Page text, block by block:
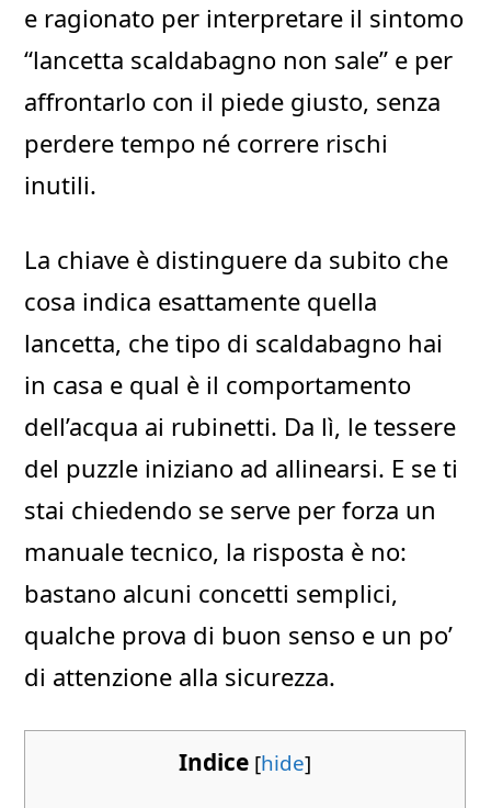
e ragionato per interpretare il sintomo
“lancetta scaldabagno non sale” e per
affrontarlo con il piede giusto, senza
perdere tempo né correre rischi
inutili.
La chiave è distinguere da subito che
cosa indica esattamente quella
lancetta, che tipo di scaldabagno hai
in casa e qual è il comportamento
dell’acqua ai rubinetti. Da lì, le tessere
del puzzle iniziano ad allinearsi. E se ti
stai chiedendo se serve per forza un
manuale tecnico, la risposta è no:
bastano alcuni concetti semplici,
qualche prova di buon senso e un po’
di attenzione alla sicurezza.
Indice [hide]